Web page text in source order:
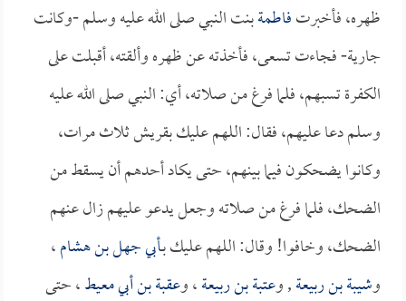
ظهره، فأخبرتفاطمةبنت النبي صلى الله عليه وسلم -وكانت
جارية- فجاءت تسعى، فأخذته عن ظهره وألقته، أقبلت على
الكفرة تسبهم، فلما فرغ من صلاته، أي: النبي صلى الله عليه
وسلم دعا عليهم، فقال: اللهم عليك بقريش ثلاث مرات،
وكانوا يضحكون فيما بينهم، حتى يكاد أحدهم أن يسقط من
الضحك، فلما فرغ من صلاته وجعل يدعو عليهم زال عنهم
الضحك، وخافوا! وقال: اللهم عليك بـأبي جهل بن هشام،
وشيبة بن ربيعة, وعتبة بن ربيعة، وعقبة بن أبي معيط، حتى